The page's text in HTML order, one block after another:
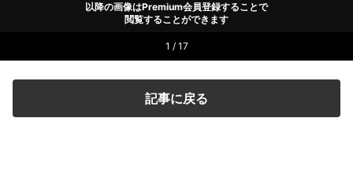
以降の画像はPremium会員登録することで
閲覧することができます
1 / 17
記事に戻る